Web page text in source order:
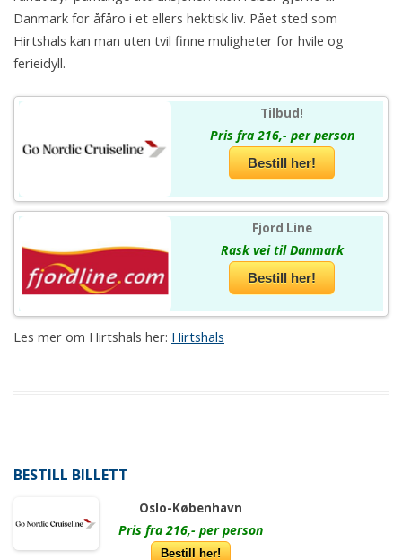
Danmark for åfåro i et ellers hektisk liv. Pået sted som
Hirtshals kan man uten tvil finne muligheter for hvile og
ferieidyll.
Tilbud!
Pris fra 216,- per person
Bestill her!
Fjord Line
Rask vei til Danmark
Bestill her!
Les mer om Hirtshals her: Hirtshals
BESTILL BILLETT
Oslo-København
Pris fra 216,- per person
Bestill her!